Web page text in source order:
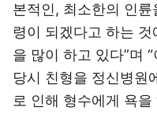
본적인, 최소한의 인
령이 되겠다고 하는
을 많이 하고 있다”며
당시 친형을 정신병원
로 인해 형수에게 욕